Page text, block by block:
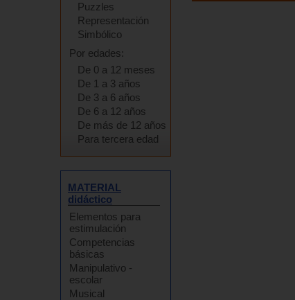
Puzzles
Representación
Simbólico
Por edades:
De 0 a 12 meses
De 1 a 3 años
De 3 a 6 años
De 6 a 12 años
De más de 12 años
Para tercera edad
MATERIAL
didáctico
Elementos para
estimulación
Competencias
básicas
Manipulativo -
escolar
Musical